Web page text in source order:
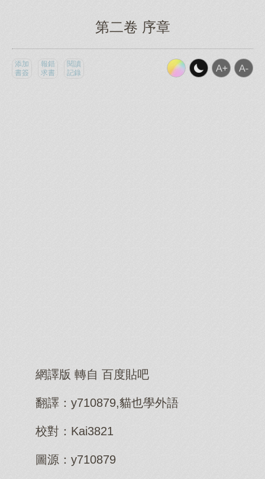
第二卷 序章
添加
書簽
報錯
求書
閱讀
記錄
網譯版 轉自 百度貼吧
翻譯：y710879,貓也學外語
校對：Kai3821
圖源：y710879